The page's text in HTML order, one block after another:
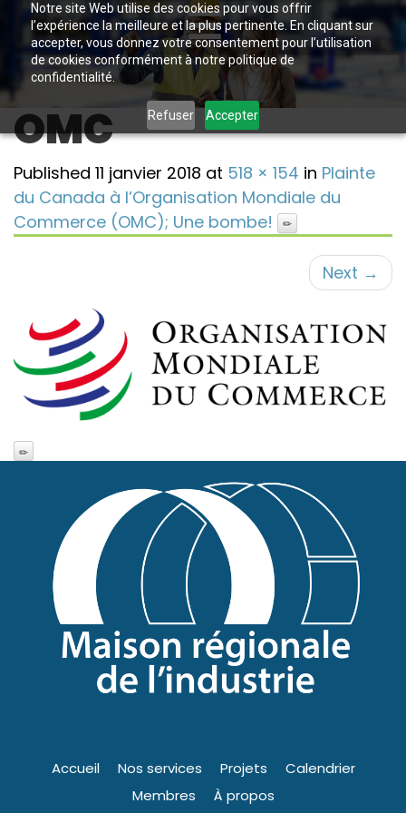
Notre site Web utilise des cookies pour vous offrir
l’expérience la meilleure et la plus pertinente. En cliquant sur
accepter, vous donnez votre consentement pour l’utilisation
de cookies conformément à notre politique de
confidentialité.
Refuser Accepter
OMC
Published 11 janvier 2018 at 518 × 154 in Plainte
du Canada à l’Organisation Mondiale du
Commerce (OMC); Une bombe!
Next →
Accueil Nos services Projets
Calendrier
Membres
À propos